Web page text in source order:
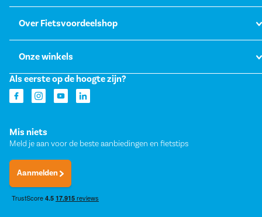
Over Fietsvoordeelshop
Onze winkels
Als eerste op de hoogte zijn?
Mis niets
Meld je aan voor de beste aanbiedingen en fietstips
Aanmelden